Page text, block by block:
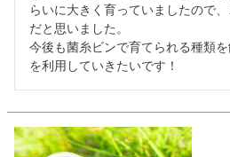
らいに大きく育っていましたので
だと思いました。
今後も菌糸ビンで育てられる種類
を利用していきたいです！